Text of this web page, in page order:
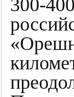
300-